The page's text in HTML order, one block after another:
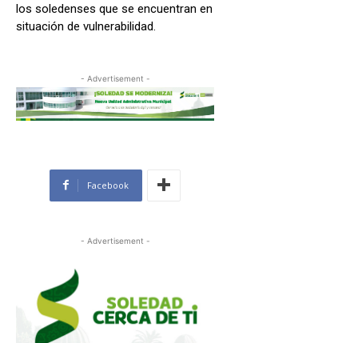
los soledenses que se encuentran en
situación de vulnerabilidad.
- Advertisement -
Facebook
- Advertisement -